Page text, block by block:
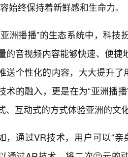
始终保持着新鲜感和生命力。
洲播播”的生态系统中，科
的音视频内容能够快速、便
送个性化的内容，大大提升
术的融入，更是在为“亚洲播
、互动式的方式体验亚洲的文
，通过VR技术，用户可以“